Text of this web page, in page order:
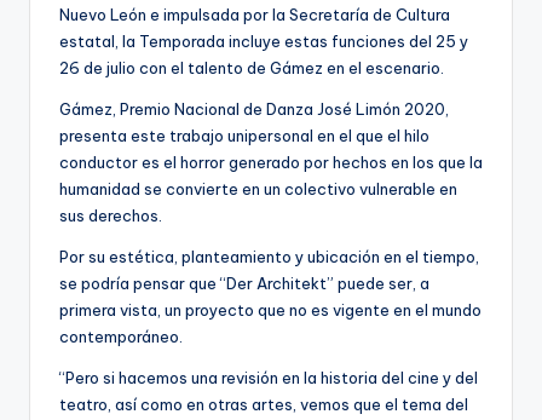
Nuevo León e impulsada por la Secretaría de Cultura
estatal, la Temporada incluye estas funciones del 25 y
26 de julio con el talento de Gámez en el escenario.
Gámez, Premio Nacional de Danza José Limón 2020,
presenta este trabajo unipersonal en el que el hilo
conductor es el horror generado por hechos en los que la
humanidad se convierte en un colectivo vulnerable en
sus derechos.
Por su estética, planteamiento y ubicación en el tiempo,
se podría pensar que “Der Architekt” puede ser, a
primera vista, un proyecto que no es vigente en el mundo
contemporáneo.
“Pero si hacemos una revisión en la historia del cine y del
teatro, así como en otras artes, vemos que el tema del